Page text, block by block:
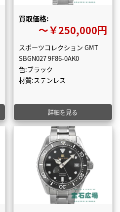
買取価格:
〜￥250,000円
スポーツコレクション GMT
SBGN027 9F86-0AK0
色:ブラック
材質:ステンレス
詳細を見る